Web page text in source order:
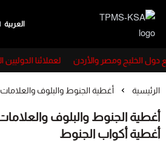
TPMS-KSA
العربية |
دول الخليج ومصر والأردن لعملائنا
الرئيسية أغطية الجنوط والبلوف والعلامات
أغطية الجنوط والبلوف والعلامات
أغطية أكواب الجنوط